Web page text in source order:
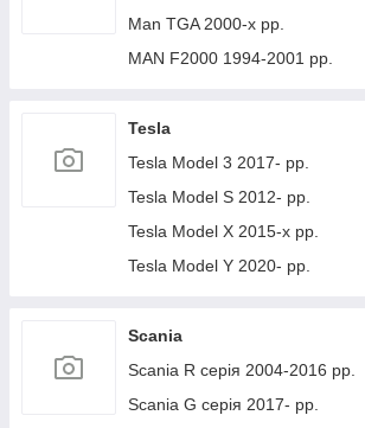
Man TGA 2000-х рр.
MAN F2000 1994-2001 рр.
Tesla
Tesla Model 3 2017- рр.
Tesla Model S 2012- рр.
Tesla Model X 2015-х рр.
Tesla Model Y 2020- рр.
Scania
Scania R серія 2004-2016 рр.
Scania G серія 2017- рр.